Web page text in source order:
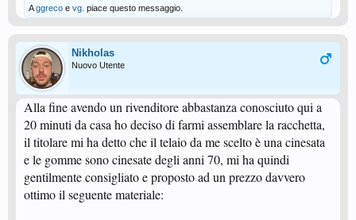
Aggreco e vg. piace questo messaggio.
Nikholas
Nuovo Utente
Alla fine avendo un rivenditore abbastanza conosciuto qui a
20 minuti da casa ho deciso di farmi assemblare la racchetta,
il titolare mi ha detto che il telaio da me scelto è una cinesata
e le gomme sono cinesate degli anni 70, mi ha quindi
gentilmente consigliato e proposto ad un prezzo davvero
ottimo il seguente materiale: